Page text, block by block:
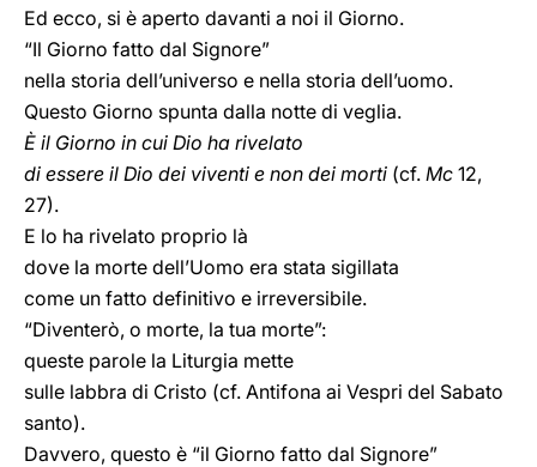
Ed ecco, si è aperto davanti a noi il Giorno.
“Il Giorno fatto dal Signore”
nella storia dell’universo e nella storia dell’uomo.
Questo Giorno spunta dalla notte di veglia.
È il Giorno in cui Dio ha rivelato
di essere il Dio dei viventi e non dei morti (cf. Mc 12,
27).
E lo ha rivelato proprio là
dove la morte dell’Uomo era stata sigillata
come un fatto definitivo e irreversibile.
“Diventerò, o morte, la tua morte”:
queste parole la Liturgia mette
sulle labbra di Cristo (cf. Antifona ai Vespri del Sabato
santo).
Davvero, questo è “il Giorno fatto dal Signore”